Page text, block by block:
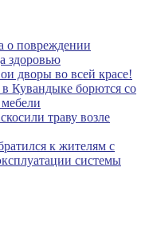
о повреждении
здоровью
дворы во всей красе!
Кувандыке борются со
траву возле
к жителям с
системы